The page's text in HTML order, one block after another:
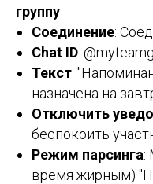
группу
Соединение:
Chat ID:
Текст:
назначена на
Отключить
беспокоить
Режим парсинга:
время жирным)